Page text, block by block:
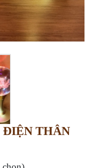
ĐIỆN THÂN